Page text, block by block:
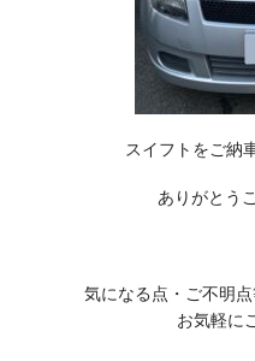
スイフトをご納
ありがとう
気になる点・ご不明
お気軽に